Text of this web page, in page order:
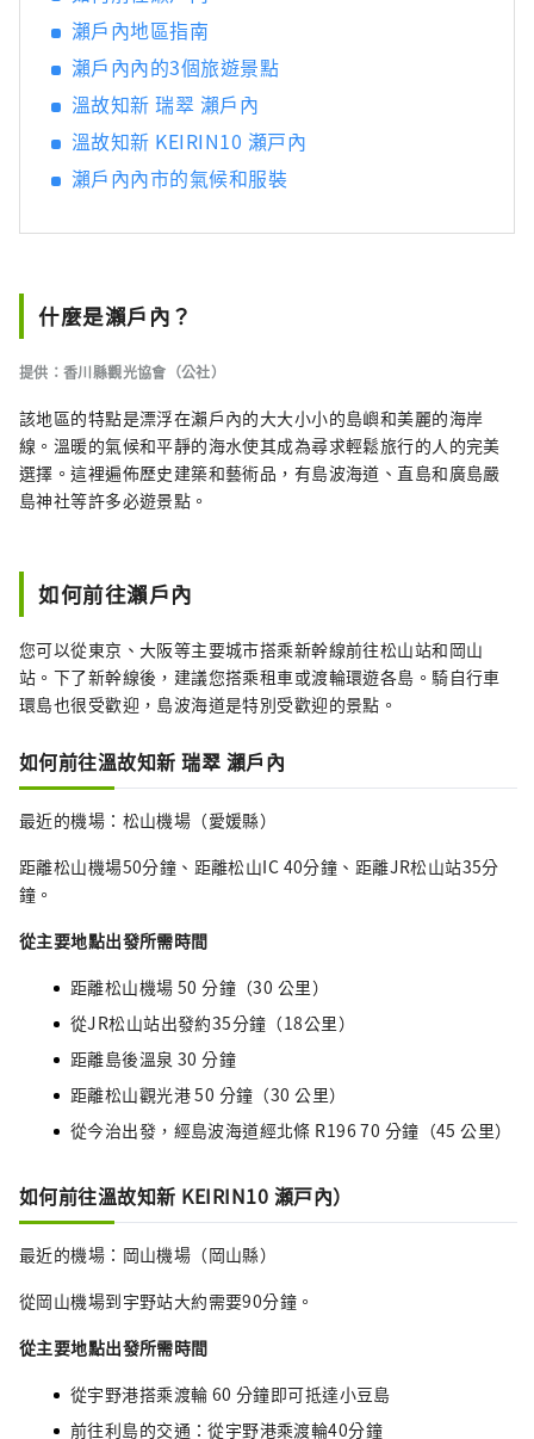
瀨戶內地區指南
瀨戶內內的3個旅遊景點
溫故知新 瑞翠 瀨戶內
溫故知新 KEIRIN10 瀬戸內
瀨戶內內市的氣候和服裝
什麼是瀨戶內？
提供：香川縣觀光協會（公社）
該地區的特點是漂浮在瀨戶內的大大小小的島嶼和美麗的海岸
線。溫暖的氣候和平靜的海水使其成為尋求輕鬆旅行的人的完美
選擇。這裡遍佈歷史建築和藝術品，有島波海道、直島和廣島嚴
島神社等許多必遊景點。
如何前往瀨戶內
您可以從東京、大阪等主要城市搭乘新幹線前往松山站和岡山
站。下了新幹線後，建議您搭乘租車或渡輪環遊各島。騎自行車
環島也很受歡迎，島波海道是特別受歡迎的景點。
如何前往溫故知新 瑞翠 瀨戶內
最近的機場：松山機場（愛媛縣）
距離松山機場50分鐘、距離松山IC 40分鐘、距離JR松山站35分
鐘。
從主要地點出發所需時間
距離松山機場 50 分鐘（30 公里）
從JR松山站出發約35分鐘（18公里）
距離島後溫泉 30 分鐘
距離松山觀光港 50 分鐘（30 公里）
從今治出發，經島波海道經北條 R196 70 分鐘（45 公里）
如何前往溫故知新 KEIRIN10 瀬戸內）
最近的機場：岡山機場（岡山縣）
從岡山機場到宇野站大約需要90分鐘。
從主要地點出發所需時間
從宇野港搭乘渡輪 60 分鐘即可抵達小豆島
前往利島的交通：從宇野港乘渡輪40分鐘